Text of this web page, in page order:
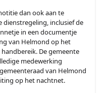
dan ook aan te
dienstregeling, inclusief de
in een documentje
van Helmond op het
De gemeente
medewerking
van Helmond
op het nachtnet.